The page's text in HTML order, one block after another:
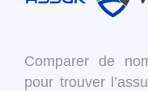
Comparer de
pour trouver